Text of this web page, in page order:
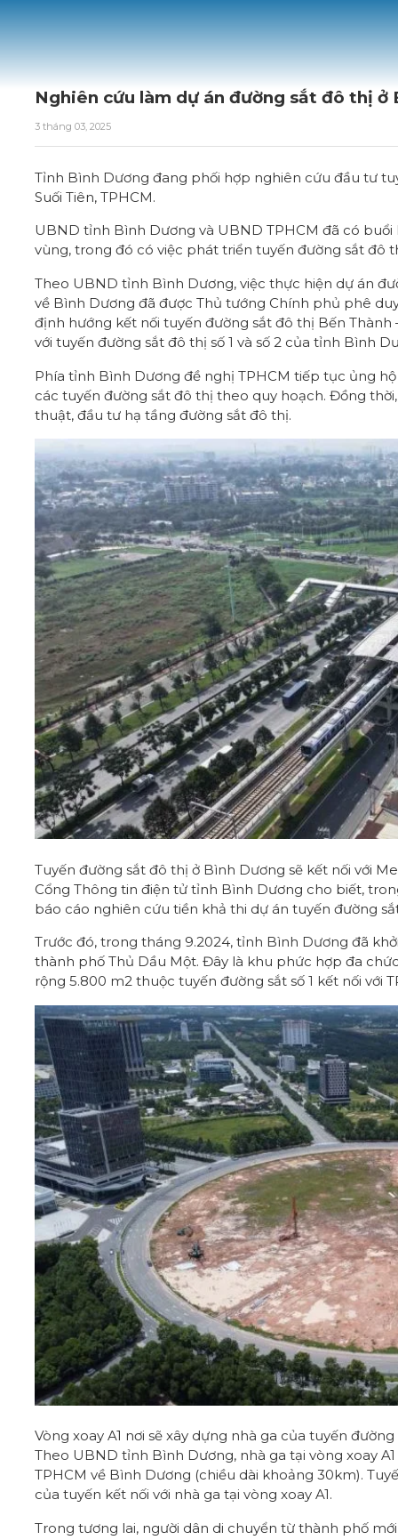
Nghiên cứu làm dự án đường sắt đô thị ở
3 tháng 03, 2025
Tỉnh Bình Dương đang phối hợp nghiên cứu đầu tư
Suối Tiên, TPHCM.
UBND tỉnh Bình Dương và UBND TPHCM đã có
vùng, trong đó có việc phát triển tuyến đường sắt đô
Theo UBND tỉnh Bình Dương, việc thực hiện dự án
về Bình Dương đã được Thủ tướng Chính phủ phê
định hướng kết nối tuyến đường sắt đô thị Bến Thành
với tuyến đường sắt đô thị số 1 và số 2 của tỉnh Bình
Phía tỉnh Bình Dương đề nghị TPHCM tiếp tục ủng
các tuyến đường sắt đô thị theo quy hoạch. Đồng
thuật, đầu tư hạ tầng đường sắt đô thị.
Tuyến đường sắt đô thị ở Bình Dương sẽ kết nối với
Cổng Thông tin điện tử tỉnh Bình Dương cho biết,
báo cáo nghiên cứu tiền khả thi dự án tuyến đường
Trước đó, trong tháng 9.2024, tỉnh Bình Dương đã
thành phố Thủ Dầu Một. Đây là khu phức hợp đa
rộng 5.800 m2 thuộc tuyến đường sắt số 1 kết nối với
Vòng xoay A1 nơi sẽ xây dựng nhà ga của tuyến
Theo UBND tỉnh Bình Dương, nhà ga tại vòng xoay
TPHCM về Bình Dương (chiều dài khoảng 30km).
của tuyến kết nối với nhà ga tại vòng xoay A1.
Trong tương lai, người dân di chuyển từ thành phố